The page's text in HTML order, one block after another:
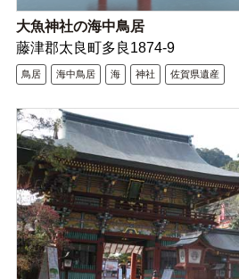
大魚神社の海中鳥居
藤津郡太良町多良1874-9
鳥居 海中鳥居 海 神社 佐賀県遺産